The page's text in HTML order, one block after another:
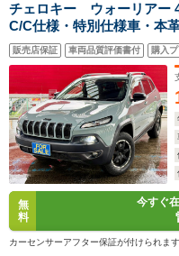
チェロキー ウォーリアー
C/C仕様・特別仕様車・本
ETC・ドライブレコーダー
販売店保証 車両品質評価書付 購入
無
料
今すぐ
カーセンサーアフター保証が付けられます